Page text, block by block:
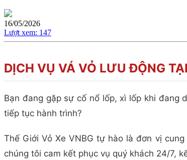
16/05/2026
Lượt xem: 147
DỊCH VỤ VÁ VỎ LƯU ĐỘNG
Bạn đang gặp sự cố nổ lốp, xì lốp khi đang
tiếp tục hành trình?
Thế Giới Vỏ Xe VNBG tự hào là đơn vị
chúng tôi cam kết phục vụ quý khách 24/7,